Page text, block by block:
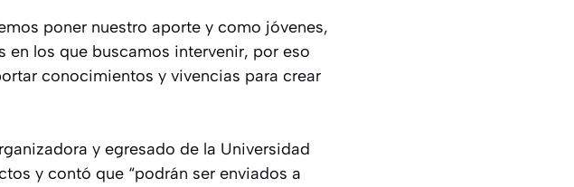
poner nuestro aporte y como jóvenes,
los que buscamos intervenir, por eso
conocimientos y vivencias para crear
y egresado de la Universidad
y contó que “podrán ser enviados a